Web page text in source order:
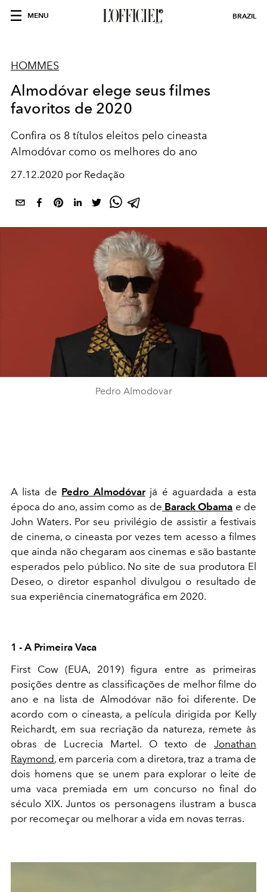
MENU BRAZIL
HOMMES
Almodóvar elege seus filmes
favoritos de 2020
Confira os 8 títulos eleitos pelo cineasta
Almodóvar como os melhores do ano
27.12.2020 por Redação
Pedro Almodovar
A lista de Pedro Almodóvarjá é aguardada a esta
época do ano, assim como as de Barack Obama e de
John Waters. Por seu privilégio de assistir a festivais
de cinema, o cineasta por vezes tem acesso a filmes
que ainda não chegaram aos cinemas e são bastante
esperados pelo público. No site de sua produtora El
Deseo, o diretor espanhol divulgou o resultado de
sua experiência cinematográfica em 2020.
1 - A Primeira Vaca
First Cow (EUA, 2019) figura entre as primeiras
posições dentre as classificações de melhor filme do
ano e na lista de Almodóvar não foi diferente. De
acordo com o cineasta, a película dirigida por Kelly
Reichardt, em sua recriação da natureza, remete às
obras de Lucrecia Martel. O texto de Jonathan
Raymond, em parceria com a diretora, traz a trama de
dois homens que se unem para explorar o leite de
uma vaca premiada em um concurso no final do
século XIX. Juntos os personagens ilustram a busca
por recomeçar ou melhorar a vida em novas terras.